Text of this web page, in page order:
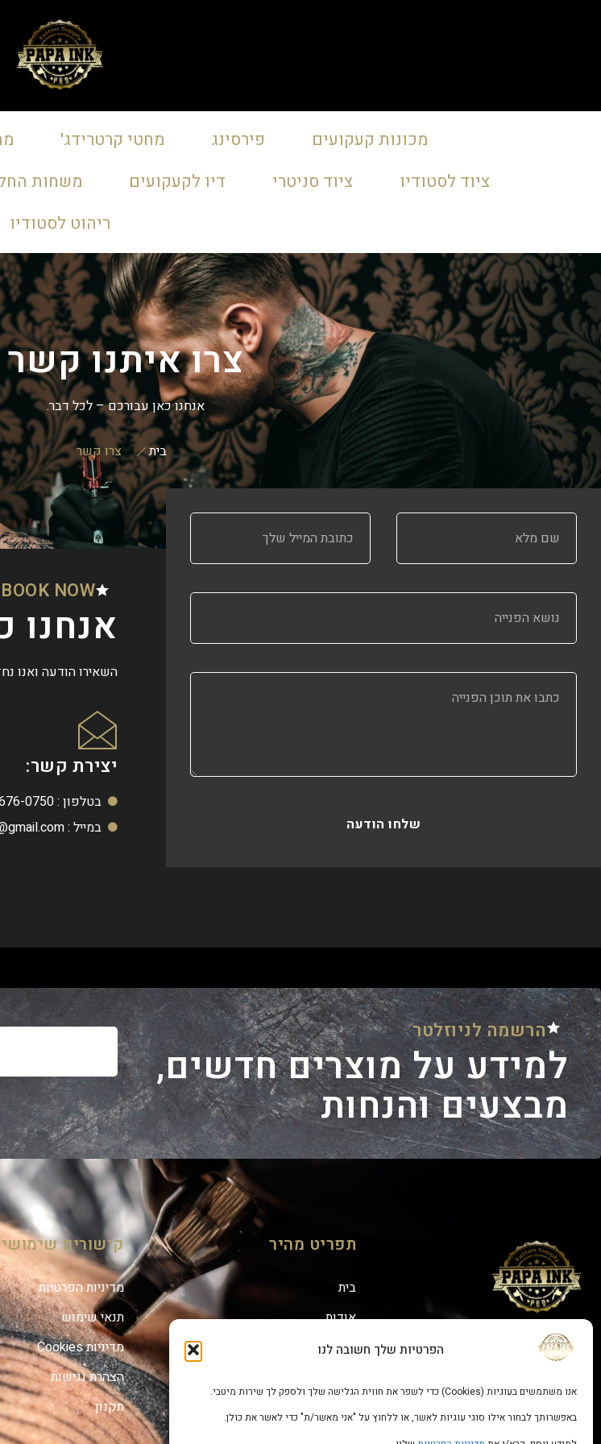
הפרטיות שלך חשובה לנו
אנו משתמשים בעוגיות (Cookies) כדי לשפר את חווית הגלישה שלך ולספק לך שירות מיטבי.
באפשרותך לבחור אילו סוגי עוגיות לאשר, או ללחוץ על "אני מאשר/ת" כדי לאשר את כולן.
מכונות קעקועים פירסינג מחטי קרטרידג'
ציוד לסטודיו
ציוד סניטרי דיו לקעקועים משחות
ריהוט לסטודיו
צרו איתנו קשר
אנחנו כאן עבורכם – לכל דבר.
בית צרו קשר
שלחו הודעה
BOOK NOW
אנחנו
השאירו הודעה ואנו
יצירת קשר:
בטלפון : ⁦+972 058-676-0750⁩
במייל :
הרשמה לניוזלטר
למידע על מוצרים חדשים,
מבצעים והנחות
אנחנו בפייסבוק:
תפריט מהיר
בית
אודות
יצירת קשר
קישורים
מדיניות הפרטיות
תנאי שימוש
מדיניות Cookies
הצהרת נגישות
תקנון